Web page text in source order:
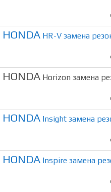
HONDA HR-V замена
HONDA Horizon замена
HONDA Insight замена
HONDA Inspire замена